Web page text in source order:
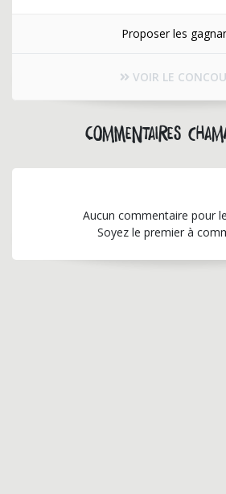
Proposer les
VOIR LE
Commentaires
Aucun commentaire pour
Soyez le premier à